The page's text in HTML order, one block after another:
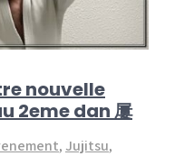
nouvelle
2eme dan 屢
, Jujitsu,